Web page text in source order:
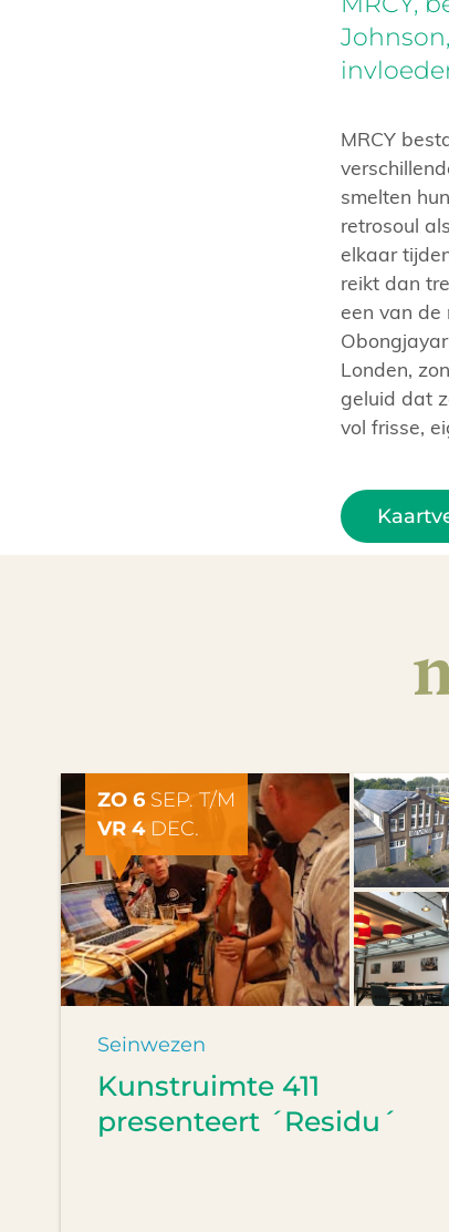
MRCY
smelten
retrosoul
elkaar
reikt dan
een van
Londen,
geluid dat
vol frisse,
ZO 6 SEP. T/M
VR 4DEC.
Seinwezen
Kunstruimte 411
presenteert ´Residu´